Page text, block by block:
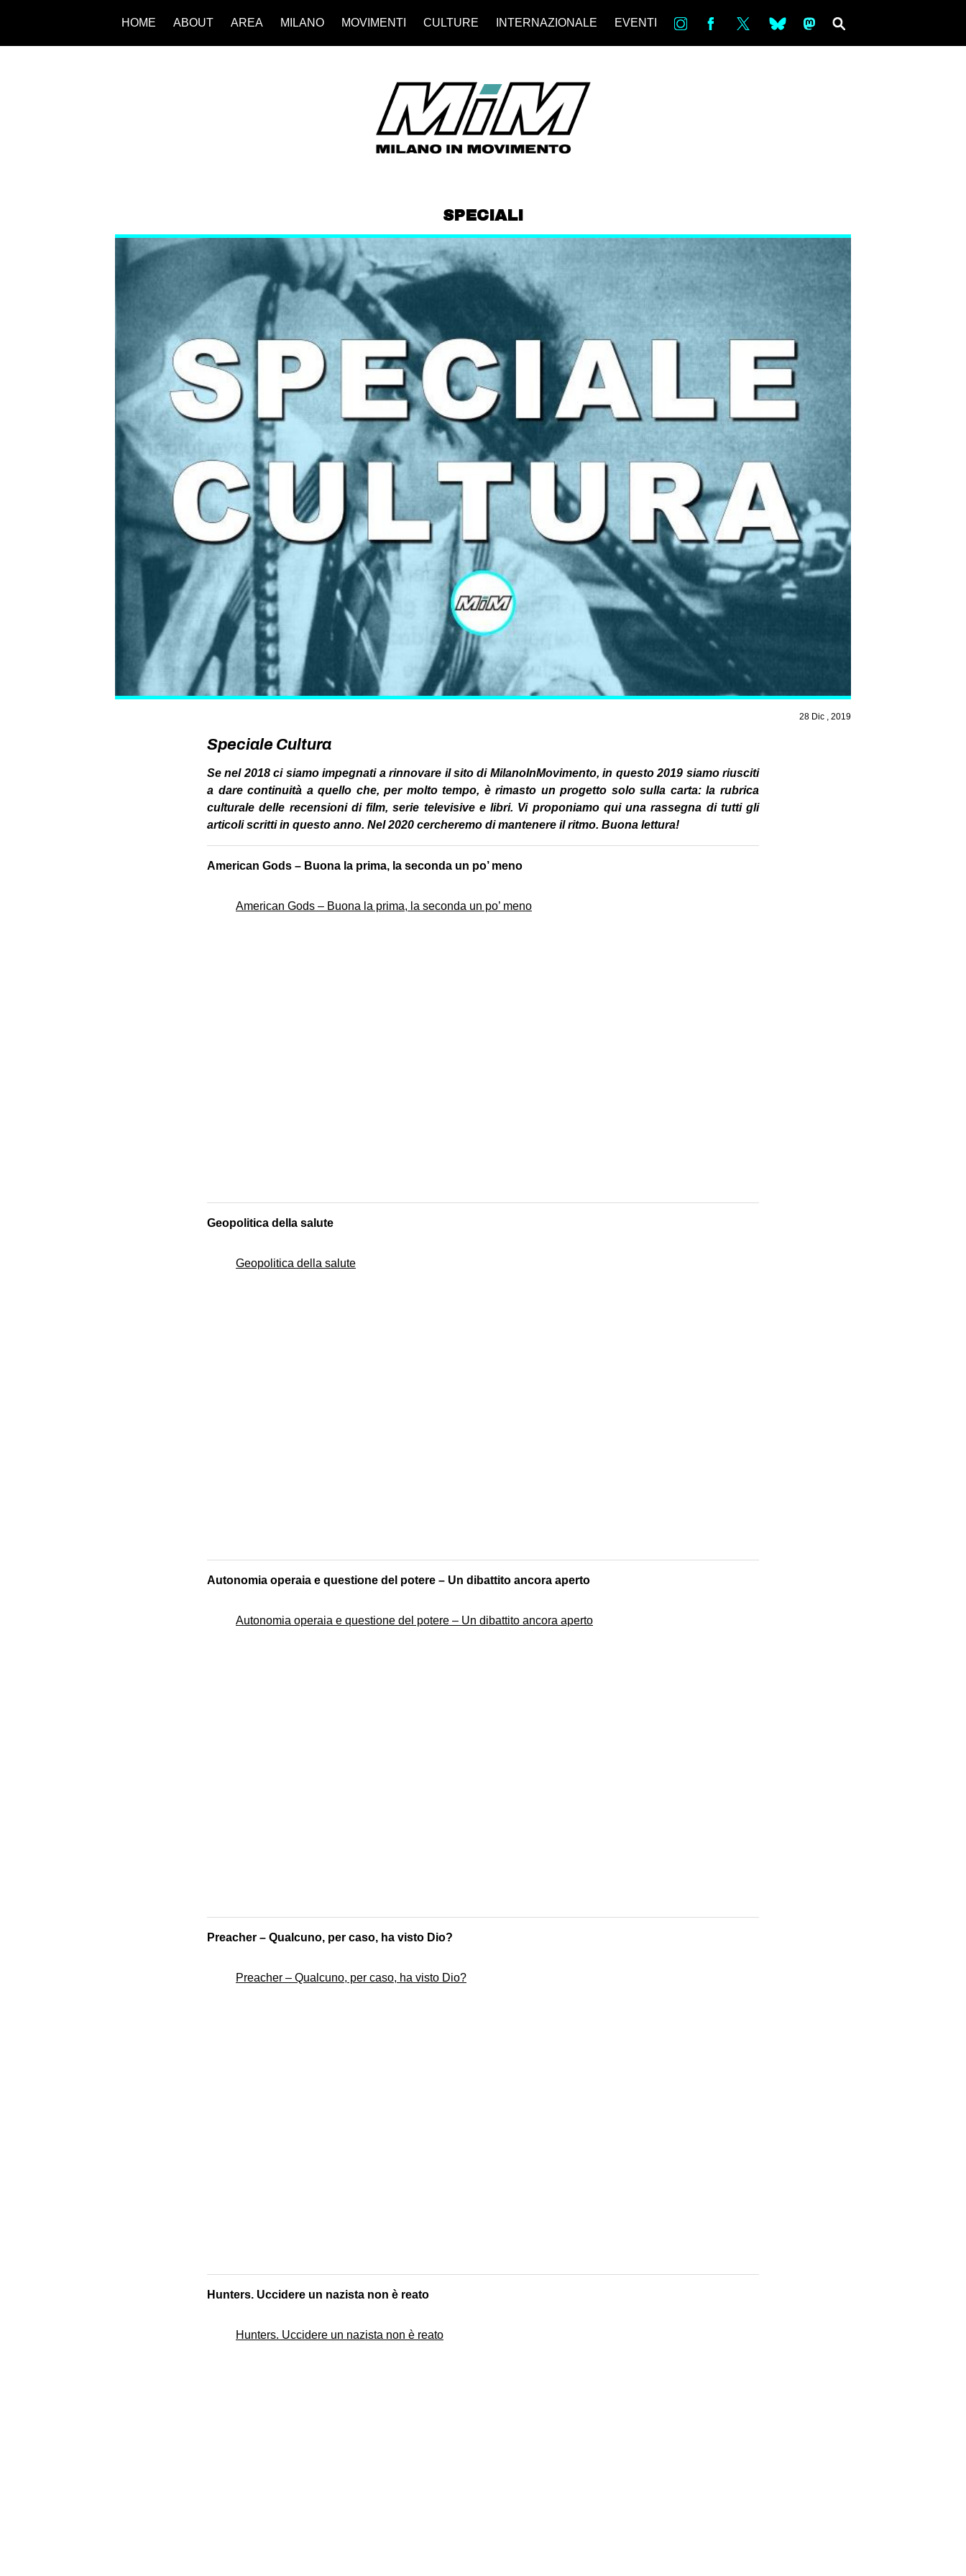
HOME ABOUT AREA MILANO MOVIMENTI CULTURE INTERNAZIONALE EVENTI in bsky ms
SPECIALI
28 Dic , 2019
Speciale Cultura
Se nel 2018 ci siamo impegnati a rinnovare il sito di MilanoInMovimento, in questo 2019 siamo riusciti
a dare continuità a quello che, per molto tempo, è rimasto un progetto solo sulla carta: la rubrica
culturale delle recensioni di film, serie televisive e libri. Vi proponiamo qui una rassegna di tutti gli
articoli scritti in questo anno. Nel 2020 cercheremo di mantenere il ritmo. Buona lettura!
American Gods – Buona la prima, la seconda un po’ meno
American Gods – Buona la prima, la seconda un po’ meno
Geopolitica della salute
Geopolitica della salute
Autonomia operaia e questione del potere – Un dibattito ancora aperto
Autonomia operaia e questione del potere – Un dibattito ancora aperto
Preacher – Qualcuno, per caso, ha visto Dio?
Preacher – Qualcuno, per caso, ha visto Dio?
Hunters. Uccidere un nazista non è reato
Hunters. Uccidere un nazista non è reato